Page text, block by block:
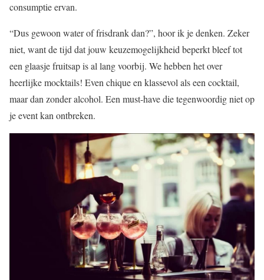
consumptie ervan.
“Dus gewoon water of frisdrank dan?”, hoor ik je denken. Zeker
niet, want de tijd dat jouw keuzemogelijkheid beperkt bleef tot
een glaasje fruitsap is al lang voorbij. We hebben het over
heerlijke mocktails! Even chique en klassevol als een cocktail,
maar dan zonder alcohol. Een must-have die tegenwoordig niet op
je event kan ontbreken.